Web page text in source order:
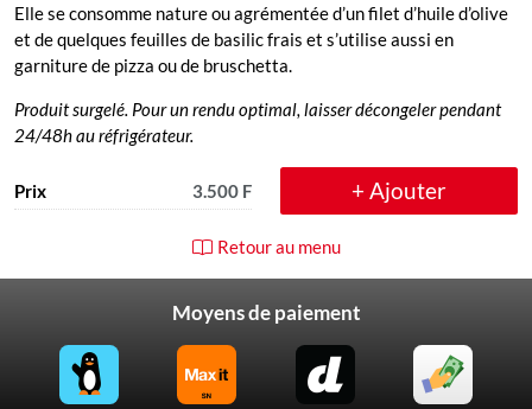
Elle se consomme nature ou agrémentée d’un filet d’huile d’olive
et de quelques feuilles de basilic frais et s’utilise aussi en
garniture de pizza ou de bruschetta.
Produit surgelé. Pour un rendu optimal, laisser décongeler pendant
24/48h au réfrigérateur.
Prix 3.500 F + Ajouter
Retour au menu
Moyens de paiement